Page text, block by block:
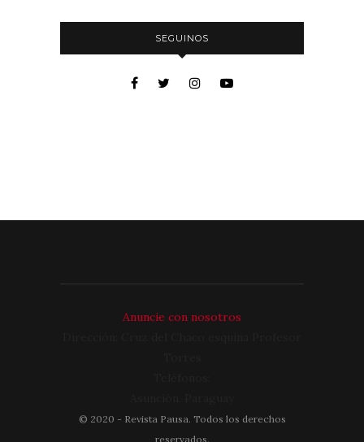
SEGUINOS
Anuncie con nosotros
© 2020 - Revista Pausa. Todos los derechos
reservados.